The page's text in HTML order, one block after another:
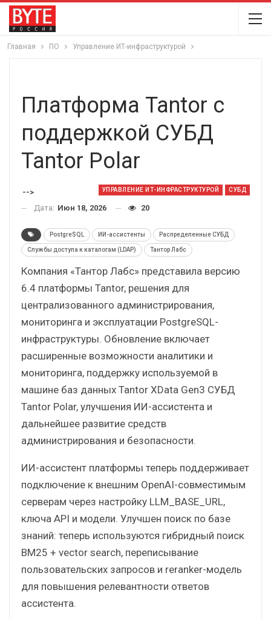
Главная ПО Управление ИТ-инфраструктурой
Платформа Tantor с
поддержкой СУБД
Tantor Polar
УПРАВЛЕНИЕ ИТ-ИНФРАСТРУКТУРОЙ СУБД
-->
Дата: Июн 18, 2026 20
PostgreSQL ИИ-ассистенты Распределенные СУБД
Службы доступа к каталогам (LDAP) Тантор Лабс
Компания «Тантор Лабс» представила версию
6.4 платформы Tantor, решения для
централизованного администрирования,
мониторинга и эксплуатации PostgreSQL-
инфраструктуры. Обновление включает
расширенные возможности аналитики и
мониторинга, поддержку используемой в
машине баз данных Tantor XData Gen3 СУБД
Tantor Polar, улучшения ИИ-ассистента и
дальнейшее развитие средств
администрирования и безопасности.
ИИ-ассистент платформы теперь поддерживает
подключение к внешним OpenAI-совместимым
серверам через настройку LLM_BASE_URL,
ключа API и модели. Улучшен поиск по базе
знаний: теперь используются гибридный поиск
BM25 + vector search, переписывание
пользовательских запросов и reranker-модель
для повышения релевантности ответов
ассистента.